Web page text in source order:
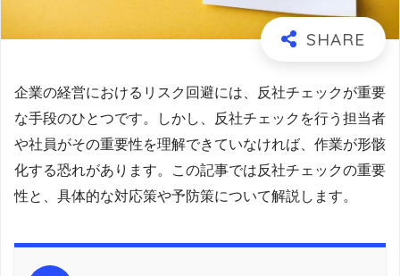
企業の経営におけるリスク回避には、反社チェックが重要
な手段のひとつです。しかし、反社チェックを行う担当者
や社員がその重要性を理解できていなければ、作業が形骸
化する恐れがあります。この記事では反社チェックの重要
性と、具体的な対応策や予防策について解説します。